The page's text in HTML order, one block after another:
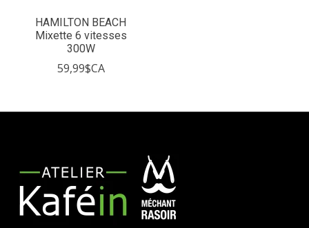
HAMILTON BEACH
Mixette 6 vitesses
300W
59,99$CA